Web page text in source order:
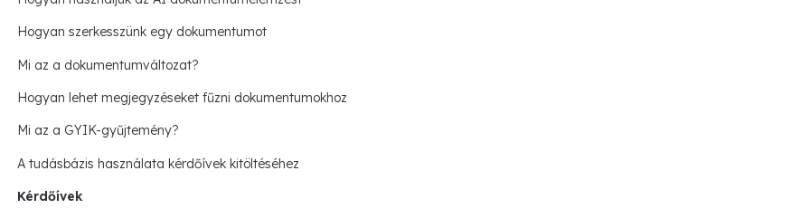
Hogyan szerkesszünk egy dokumentumot
Mi az a dokumentumváltozat?
Hogyan lehet megjegyzéseket fűzni dokumentumokhoz
Mi az a GYIK-gyűjtemény?
A tudásbázis használata kérdőívek kitöltéséhez
Kérdőívek